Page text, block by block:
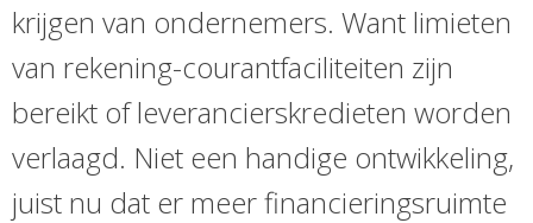
krijgen van ondernemers. Want limieten
van rekening-courantfaciliteiten zijn
bereikt of leverancierskredieten worden
verlaagd. Niet een handige ontwikkeling,
juist nu dat er meer financieringsruimte